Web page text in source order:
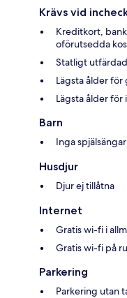
Krävs vid
Kreditkort,
oförutsedda
Statligt
Lägsta ålder för
Lägsta ålder för
Barn
Inga
Husdjur
Djur ej tillåtna
Internet
Gratis wi-fi i
Gratis wi-fi på
Parkering
Parkering utan